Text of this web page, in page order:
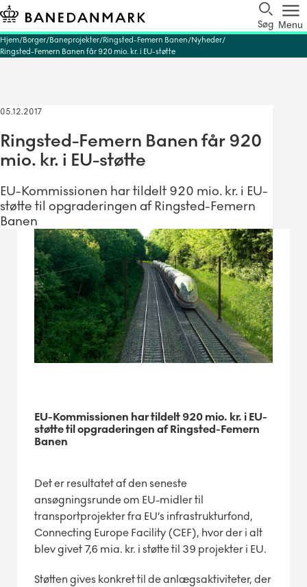
Søg Menu
Hjem Borger Baneprojekter Ringsted-Femern Banen Nyheder
Ringsted-Femern Banen får 920 mio. kr. i EU-støtte
05.12.2017
Ringsted-Femern Banen får 920
mio. kr. i EU-støtte
EU-Kommissionen har tildelt 920 mio. kr. i EU-
støtte til opgraderingen af Ringsted-Femern
Banen
EU-Kommissionen har tildelt 920 mio. kr. i EU-
støtte til opgraderingen af Ringsted-Femern
Banen
Det er resultatet af den seneste
ansøgningsrunde om EU-midler til
transportprojekter fra EU’s infrastrukturfond,
Connecting Europe Facility (CEF), hvor der i alt
blev givet 7,6 mia. kr. i støtte til 39 projekter i EU.
Støtten gives konkret til de anlægsaktiviteter, der